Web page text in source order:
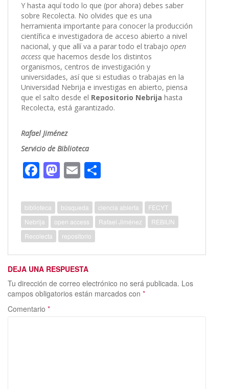
Y hasta aquí todo lo que (por ahora) debes saber
sobre Recolecta. No olvides que es una
herramienta importante para conocer la producción
científica e investigadora de acceso abierto a nivel
nacional, y que allí va a parar todo el trabajo open
access que hacemos desde los distintos
organismos, centros de investigación y
universidades, así que si estudias o trabajas en la
Universidad Nebrija e investigas en abierto, piensa
que el salto desde el Repositorio Nebrija hasta
Recolecta, está garantizado.
Rafael Jiménez
Servicio de Biblioteca
F
e
b
o
o
k
M
to
d
o
n
E
ai
l
m
p
ar
ti
biblioteca búsqueda ciencia abierta
FECYT
Nebrija
open access Rafael Jiménez
REBIUN
Recolecta
repositorio
DEJA UNA RESPUESTA
Tu dirección de correo electrónico no será publicada. Los
campos obligatorios están marcados con *
Comentario *